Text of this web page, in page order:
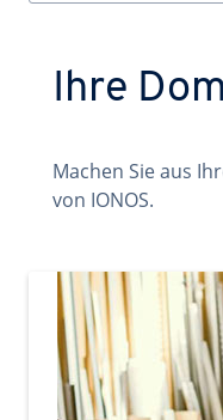
Ihre
Machen Sie aus
von IONOS.